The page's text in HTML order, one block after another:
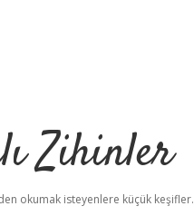
Zihinler
okumak isteyenlere küçük keşifler.